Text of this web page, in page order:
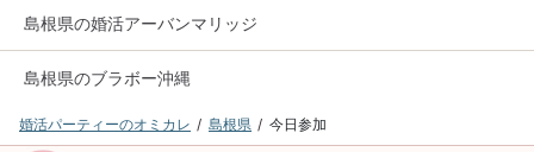
島根県の婚活アーバンマリッジ
島根県のブラボー沖縄
婚活パーティーのオミカレ 島根県 今日参加